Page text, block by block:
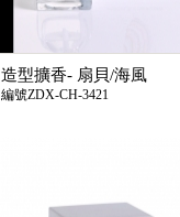
造型擴香- 扇貝/海風
編號ZDX-CH-3421